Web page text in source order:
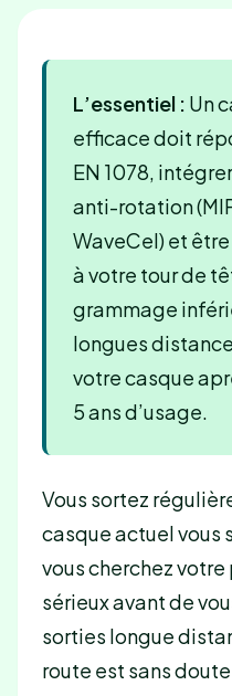
L’essentiel : Un
efficace doit
EN 1078,
anti-rotation
WaveCel) et
à votre tour de
grammage
longues
votre casque
5 ans d’usage.
Vous sortez
casque actuel vous
vous cherchez
sérieux avant de
sorties longue
route est sans